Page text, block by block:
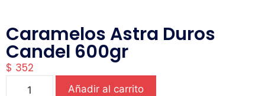
Caramelos Astra Duros
Candel 600gr
$ 352
Añadir al carrito